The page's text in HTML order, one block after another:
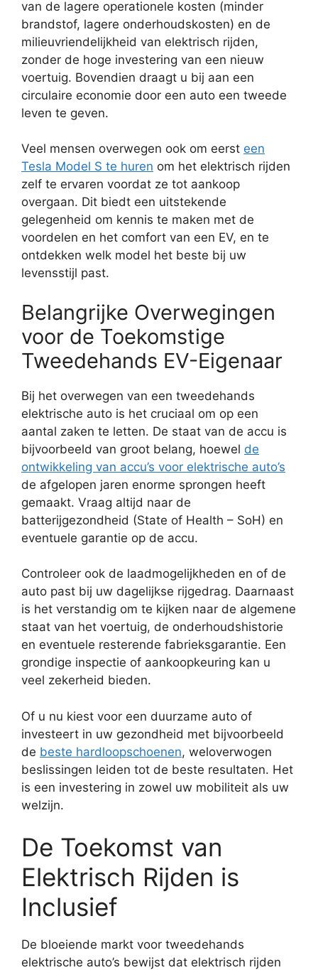
van de lagere operationele kosten (minder
brandstof, lagere onderhoudskosten) en de
milieuvriendelijkheid van elektrisch rijden,
zonder de hoge investering van een nieuw
voertuig. Bovendien draagt u bij aan een
circulaire economie door een auto een tweede
leven te geven.
Veel mensen overwegen ook om eerst een
Tesla Model S te huren om het elektrisch rijden
zelf te ervaren voordat ze tot aankoop
overgaan. Dit biedt een uitstekende
gelegenheid om kennis te maken met de
voordelen en het comfort van een EV, en te
ontdekken welk model het beste bij uw
levensstijl past.
Belangrijke Overwegingen
voor de Toekomstige
Tweedehands EV-Eigenaar
Bij het overwegen van een tweedehands
elektrische auto is het cruciaal om op een
aantal zaken te letten. De staat van de accu is
bijvoorbeeld van groot belang, hoewel de
ontwikkeling van accu’s voor elektrische auto’s
de afgelopen jaren enorme sprongen heeft
gemaakt. Vraag altijd naar de
batterijgezondheid (State of Health – SoH) en
eventuele garantie op de accu.
Controleer ook de laadmogelijkheden en of de
auto past bij uw dagelijkse rijgedrag. Daarnaast
is het verstandig om te kijken naar de algemene
staat van het voertuig, de onderhoudshistorie
en eventuele resterende fabrieksgarantie. Een
grondige inspectie of aankoopkeuring kan u
veel zekerheid bieden.
Of u nu kiest voor een duurzame auto of
investeert in uw gezondheid met bijvoorbeeld
de beste hardloopschoenen, weloverwogen
beslissingen leiden tot de beste resultaten. Het
is een investering in zowel uw mobiliteit als uw
welzijn.
De Toekomst van
Elektrisch Rijden is
Inclusief
De bloeiende markt voor tweedehands
elektrische auto’s bewijst dat elektrisch rijden